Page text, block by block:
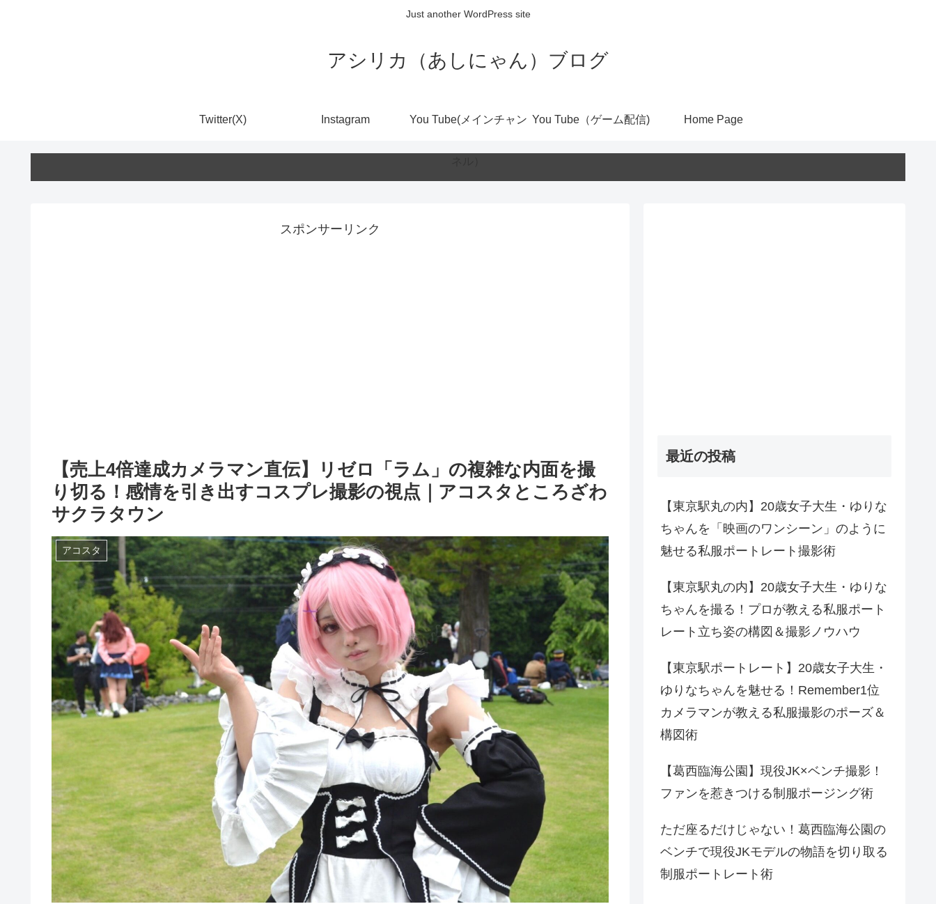
Just another WordPress site
アシリカ（あしにゃん）ブログ
Twitter(X) Instagram You Tube(メインチャン You Tube（ゲーム配信) Home Page
スポンサーリンク
【売上4倍達成カメラマン直伝】リゼロ「ラム」の複雑な内面を撮
り切る！感情を引き出すコスプレ撮影の視点｜アコスタところざわ
サクラタウン
アコスタ
最近の投稿
【東京駅丸の内】20歳女子大生・ゆりな
ちゃんを「映画のワンシーン」のように
魅せる私服ポートレート撮影術
【東京駅丸の内】20歳女子大生・ゆりな
ちゃんを撮る！プロが教える私服ポート
レート立ち姿の構図＆撮影ノウハウ
【東京駅ポートレート】20歳女子大生・
ゆりなちゃんを魅せる！Remember1位
カメラマンが教える私服撮影のポーズ＆
構図術
【葛西臨海公園】現役JK×ベンチ撮影！
ファンを惹きつける制服ポージング術
ただ座るだけじゃない！葛西臨海公園の
ベンチで現役JKモデルの物語を切り取る
制服ポートレート術